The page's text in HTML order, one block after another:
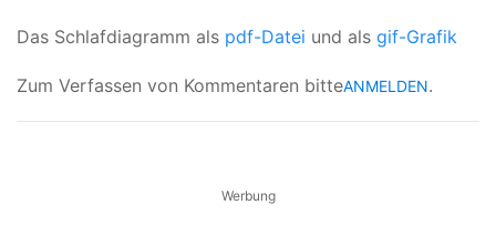
Das Schlafdiagramm als pdf-Datei und als gif-Grafik
Zum Verfassen von Kommentaren bitteANMELDEN.
Werbung